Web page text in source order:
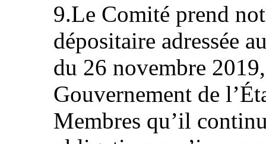
9.Le Comité prend
dépositaire adressée
du 26 novembre
Gouvernement de
Membres qu’il